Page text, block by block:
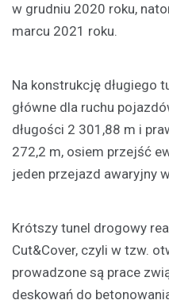
w grudniu 2020 roku,
marcu 2021 roku.
Na konstrukcję długiego
główne dla ruchu
długości 2 301,88 m i
272,2 m, osiem przejść
jeden przejazd awaryjny
Krótszy tunel drogowy
Cut&Cover, czyli w tzw.
prowadzone są prace
deskowań do